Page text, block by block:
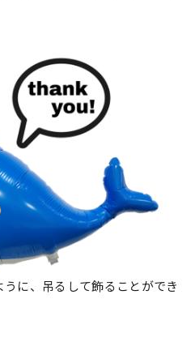
に、吊るして飾ることができ